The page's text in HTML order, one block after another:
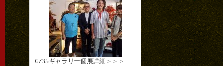
G735ギャラリー個展詳細＞＞＞